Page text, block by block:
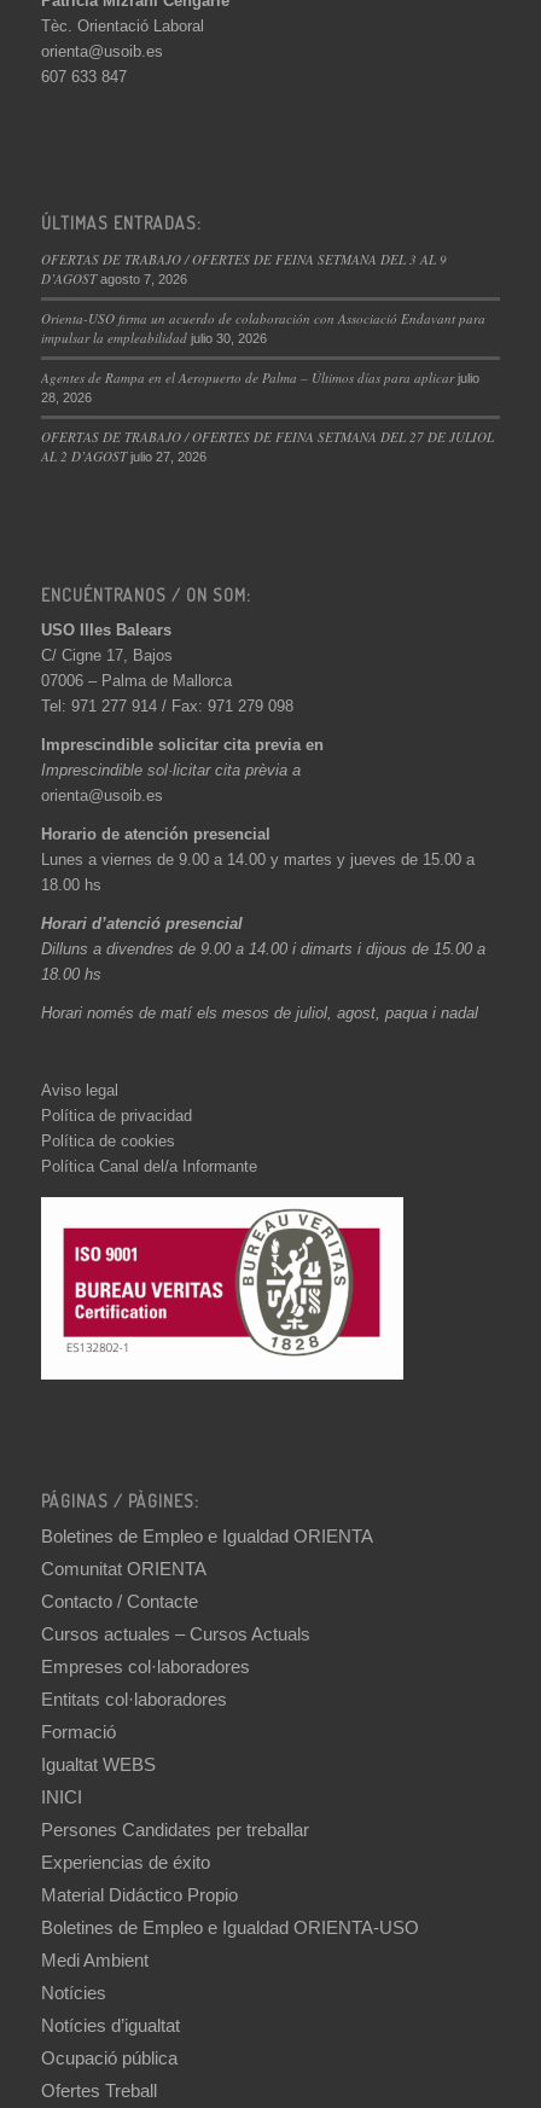
Tèc. Orientació Laboral
orienta@usoib.es
607 633 847
ÚLTIMAS ENTRADAS:
OFERTAS DE TRABAJO / OFERTES DE FEINA SETMANA DEL 3 AL 9
D’AGOST agosto 7, 2026
Orienta-USO firma un acuerdo de colaboración con Associació Endavant para
impulsar la empleabilidad julio 30, 2026
Agentes de Rampa en el Aeropuerto de Palma – Últimos días para aplicar julio
28, 2026
OFERTAS DE TRABAJO / OFERTES DE FEINA SETMANA DEL 27 DE JULIOL
AL 2 D’AGOST julio 27, 2026
ENCUÉNTRANOS / ON SOM:
USO Illes Balears
C/ Cigne 17, Bajos
07006 – Palma de Mallorca
Tel: 971 277 914 / Fax: 971 279 098
Imprescindible solicitar cita previa en
Imprescindible sol·licitar cita prèvia a
orienta@usoib.es
Horario de atención presencial
Lunes a viernes de 9.00 a 14.00 y martes y jueves de 15.00 a
18.00 hs
Horari d’atenció presencial
Dilluns a divendres de 9.00 a 14.00 i dimarts i dijous de 15.00 a
18.00 hs
Horari només de matí els mesos de juliol, agost, paqua i nadal
Aviso legal
Política de privacidad
Política de cookies
Política Canal del/a Informante
PÁGINAS / PÀGINES:
Boletines de Empleo e Igualdad ORIENTA
Comunitat ORIENTA
Contacto / Contacte
Cursos actuales – Cursos Actuals
Empreses col·laboradores
Entitats col·laboradores
Formació
Igualtat WEBS
INICI
Persones Candidates per treballar
Experiencias de éxito
Material Didáctico Propio
Boletines de Empleo e Igualdad ORIENTA-USO
Medi Ambient
Notícies
Notícies d’igualtat
Ocupació pública
Ofertes Treball